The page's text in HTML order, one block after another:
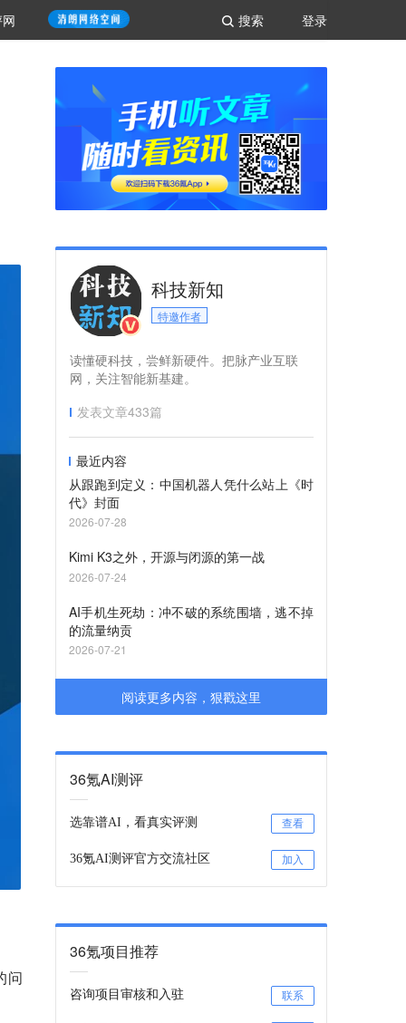
登录
搜索
问
科技新知
特邀作者
读懂硬科技，尝鲜新硬件。把脉产业互联
网，关注智能新基建。
发表文章433篇
最近内容
从跟跑到定义：中国机器人凭什么站上《时
代》封面
2026-07-28
Kimi K3之外，开源与闭源的第一战
2026-07-24
AI手机生死劫：冲不破的系统围墙，逃不掉
的流量纳贡
2026-07-21
阅读更多内容，狠戳这里
36氪AI测评
选靠谱AI，看真实评测 查看
36氪AI测评官方交流社区 加入
36氪项目推荐
咨询项目审核和入驻 联系